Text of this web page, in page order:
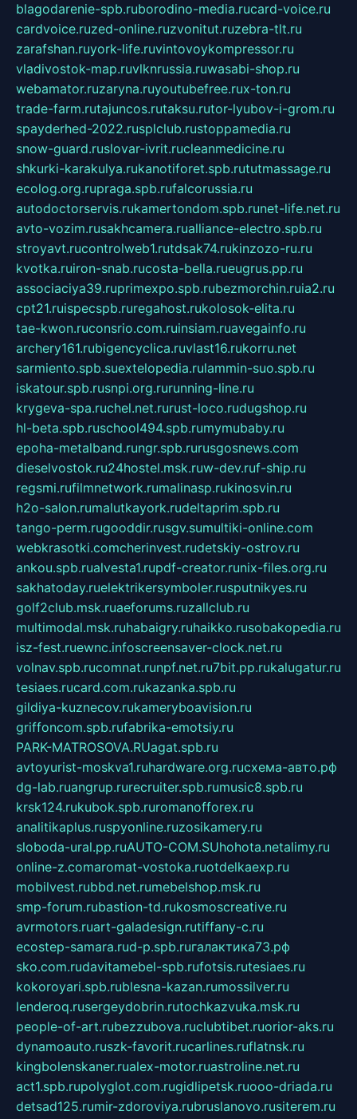
blagodarenie-spb.ruborodino-media.rucard-voice.ru
cardvoice.ruzed-online.ruzvonitut.ruzebra-tlt.ru
zarafshan.ruyork-life.ruvintovoykompressor.ru
vladivostok-map.ruvlknrussia.ruwasabi-shop.ru
webamator.ruzaryna.ruyoutubefree.rux-ton.ru
trade-farm.rutajuncos.rutaksu.rutor-lyubov-i-grom.ru
spayderhed-2022.rusplclub.rustoppamedia.ru
snow-guard.ruslovar-ivrit.rucleanmedicine.ru
shkurki-karakulya.rukanotiforet.spb.rututmassage.ru
ecolog.org.rupraga.spb.rufalcorussia.ru
autodoctorservis.rukamertondom.spb.runet-life.net.ru
avto-vozim.rusakhcamera.rualliance-electro.spb.ru
stroyavt.rucontrolweb1.rutdsak74.rukinzozo-ru.ru
kvotka.ruiron-snab.rucosta-bella.rueugrus.pp.ru
associaciya39.ruprimexpo.spb.rubezmorchin.ruia2.ru
cpt21.ruispecspb.ruregahost.rukolosok-elita.ru
tae-kwon.ruconsrio.com.ruinsiam.ruavegainfo.ru
archery161.rubigencyclica.ruvlast16.rukorru.net
sarmiento.spb.suextelopedia.rulammin-suo.spb.ru
iskatour.spb.rusnpi.org.rurunning-line.ru
krygeva-spa.ruchel.net.rurust-loco.rudugshop.ru
hl-beta.spb.ruschool494.spb.rumymubaby.ru
epoha-metalband.rungr.spb.rurusgosnews.com
dieselvostok.ru24hostel.msk.ruw-dev.ruf-ship.ru
regsmi.rufilmnetwork.rumalinasp.rukinosvin.ru
h2o-salon.rumalutkayork.rudeltaprim.spb.ru
tango-perm.rugooddir.rusgv.sumultiki-online.com
webkrasotki.comcherinvest.rudetskiy-ostrov.ru
ankou.spb.rualvesta1.rupdf-creator.runix-files.org.ru
sakhatoday.ruelektrikersymboler.rusputnikyes.ru
golf2club.msk.ruaeforums.ruzallclub.ru
multimodal.msk.ruhabaigry.ruhaikko.rusobakopedia.ru
isz-fest.ruewnc.infoscreensaver-clock.net.ru
volnav.spb.rucomnat.runpf.net.ru7bit.pp.rukalugatur.ru
tesiaes.rucard.com.rukazanka.spb.ru
gildiya-kuznecov.rukameryboavision.ru
griffoncom.spb.rufabrika-emotsiy.ru
PARK-MATROSOVA.RUagat.spb.ru
avtoyurist-moskva1.ruhardware.org.ruсхема-авто.рф
dg-lab.ruangrup.rurecruiter.spb.rumusic8.spb.ru
krsk124.rukubok.spb.ruromanofforex.ru
analitikaplus.ruspyonline.ruzosikamery.ru
sloboda-ural.pp.ruAUTO-COM.SUhohota.netalimy.ru
online-z.comaromat-vostoka.ruotdelkaexp.ru
mobilvest.rubbd.net.rumebelshop.msk.ru
smp-forum.rubastion-td.rukosmoscreative.ru
avrmotors.ruart-galadesign.rutiffany-c.ru
ecostep-samara.rud-p.spb.ruгалактика73.рф
sko.com.rudavitamebel-spb.rufotsis.rutesiaes.ru
kokoroyari.spb.rublesna-kazan.rumossilver.ru
lenderoq.rusergeydobrin.rutochkazvuka.msk.ru
people-of-art.rubezzubova.ruclubtibet.ruorior-aks.ru
dynamoauto.ruszk-favorit.rucarlines.ruflatnsk.ru
kingbolenskaner.rualex-motor.ruastroline.net.ru
act1.spb.rupolyglot.com.rugidlipetsk.ruooo-driada.ru
detsad125.rumir-zdoroviya.rubruslanovo.rusiterem.ru